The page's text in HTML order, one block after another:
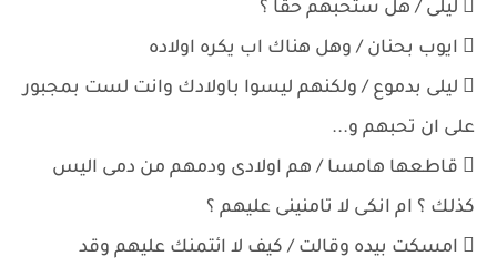
 ليلى / هل ستحبهم حقا ؟
 ايوب بحنان / وهل هناك اب يكره اولاده
 ليلى بدموع / ولكنهم ليسوا باولادك وانت لست بمجبور
على ان تحبهم و...
 قاطعها هامسا / هم اولادى ودمهم من دمى اليس
كذلك ؟ ام انكى لا تامنينى عليهم ؟
 امسكت بيده وقالت / كيف لا ائتمنك عليهم وقد